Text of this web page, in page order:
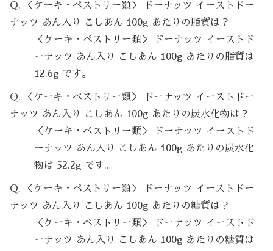
Q. ＜ケーキ・ペストリー類＞ ドーナッツ イーストドー
ナッツ あん入り こしあん 100g あたりの脂質は？
＜ケーキ・ペストリー類＞ ドーナッツ イーストド
ーナッツ あん入り こしあん 100g あたりの脂質は
12.6g です。
Q. ＜ケーキ・ペストリー類＞ ドーナッツ イーストドー
ナッツ あん入り こしあん 100g あたりの炭水化物は？
＜ケーキ・ペストリー類＞ ドーナッツ イーストド
ーナッツ あん入り こしあん 100g あたりの炭水化
物は 52.2g です。
Q. ＜ケーキ・ペストリー類＞ ドーナッツ イーストドー
ナッツ あん入り こしあん 100g あたりの糖質は？
＜ケーキ・ペストリー類＞ ドーナッツ イーストド
ーナッツ あん入り こしあん 100g あたりの糖質は